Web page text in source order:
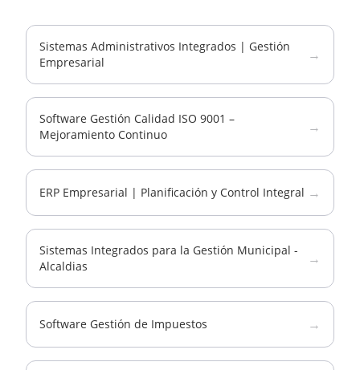
Sistemas Administrativos Integrados | Gestión
Empresarial
→
Software Gestión Calidad ISO 9001 –
Mejoramiento Continuo
→
ERP Empresarial | Planificación y Control Integral →
Sistemas Integrados para la Gestión Municipal -
Alcaldias
→
Software Gestión de Impuestos →